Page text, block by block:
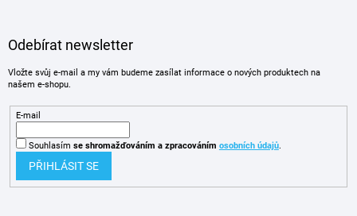
Odebírat newsletter
Vložte svůj e-mail a my vám budeme zasílat informace o nových produktech na
našem e-shopu.
E-mail
Souhlasím se shromažďováním a zpracováním osobních údajů.
PŘIHLÁSIT SE